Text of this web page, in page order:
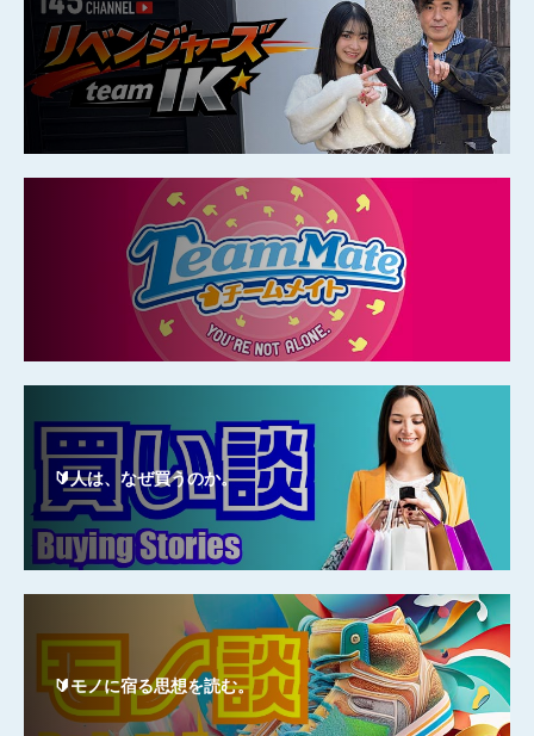
🔰人は、なぜ買うのか。
🔰モノに宿る思想を読む。